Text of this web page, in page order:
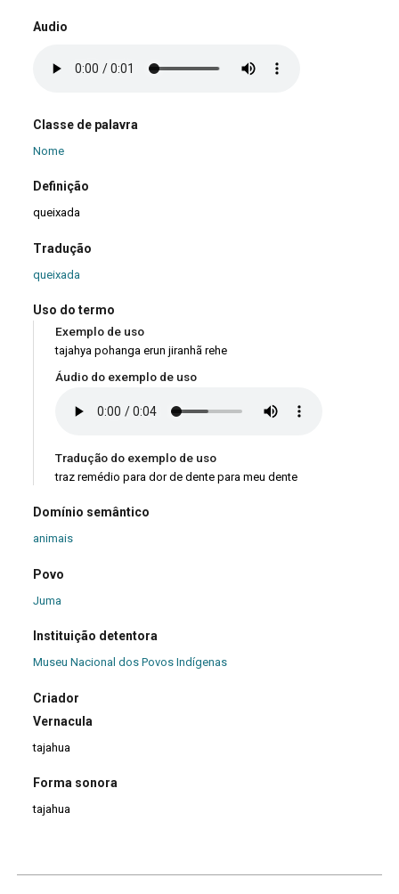
Audio
Classe de palavra
Nome
Definição
queixada
Tradução
queixada
Uso do termo
Exemplo de uso
tajahya pohanga erun jiranhã rehe
Áudio do exemplo de uso
Tradução do exemplo de uso
traz remédio para dor de dente para meu dente
Domínio semântico
animais
Povo
Juma
Instituição detentora
Museu Nacional dos Povos Indígenas
Criador
Vernacula
tajahua
Forma sonora
tajahua